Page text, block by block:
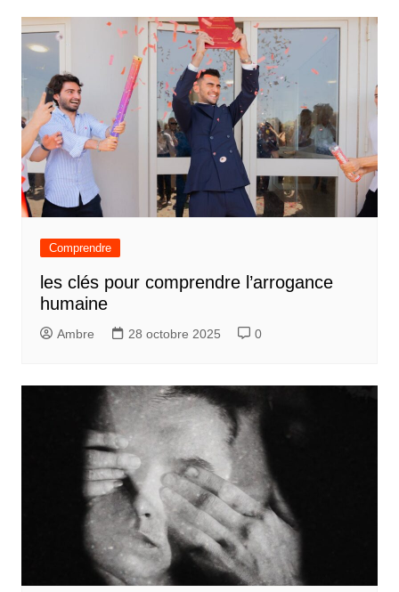
Comprendre
les clés pour comprendre l’arrogance
humaine
Ambre 28 octobre 2025 0